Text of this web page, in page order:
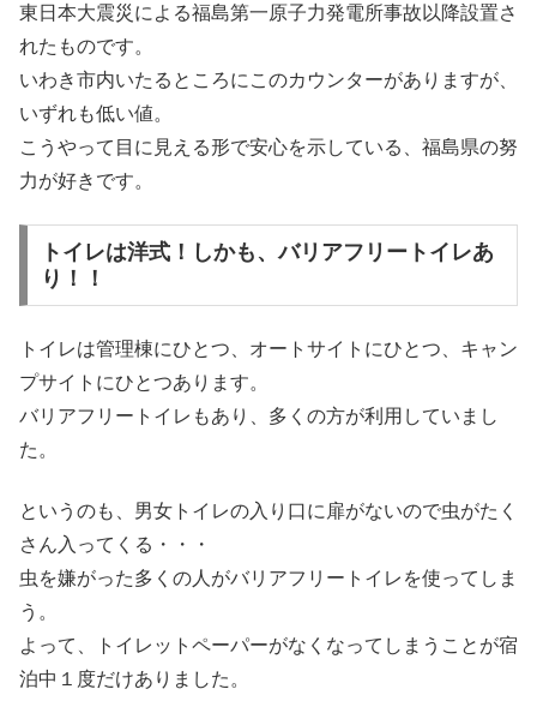
東日本大震災による福島第一原子力発電所事故以降設置さ
れたものです。
いわき市内いたるところにこのカウンターがありますが、
いずれも低い値。
こうやって目に見える形で安心を示している、福島県の努
力が好きです。
トイレは洋式！しかも、バリアフリートイレあ
り！！
トイレは管理棟にひとつ、オートサイトにひとつ、キャン
プサイトにひとつあります。
バリアフリートイレもあり、多くの方が利用していまし
た。
というのも、男女トイレの入り口に扉がないので虫がたく
さん入ってくる・・・
虫を嫌がった多くの人がバリアフリートイレを使ってしま
う。
よって、トイレットペーパーがなくなってしまうことが宿
泊中１度だけありました。